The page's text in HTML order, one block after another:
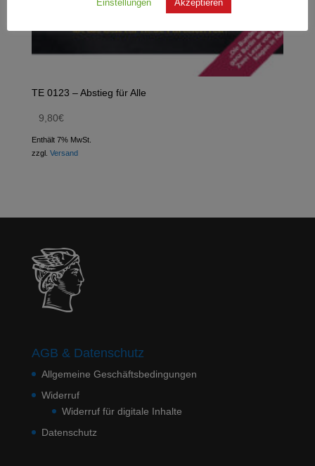
TE 0123 – Abstieg für Alle
9,80€
Enthält 7% MwSt.
zzgl. Versand
AGB & Datenschutz
Allgemeine Geschäftsbedingungen
Widerruf
Widerruf für digitale Inhalte
Datenschutz